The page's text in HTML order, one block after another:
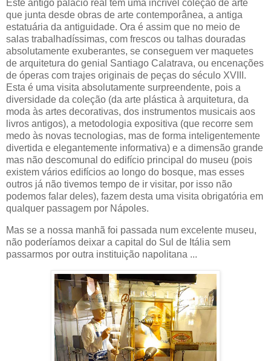
Este antigo palácio real tem uma incrível coleção de arte
que junta desde obras de arte contemporânea, a antiga
estatuária da antiguidade. Ora é assim que no meio de
salas trabalhadíssimas, com frescos ou talhas douradas
absolutamente exuberantes, se conseguem ver maquetes
de arquitetura do genial Santiago Calatrava, ou encenações
de óperas com trajes originais de peças do século XVIII.
Esta é uma visita absolutamente surpreendente, pois a
diversidade da coleção (da arte plástica à arquitetura, da
moda às artes decorativas, dos instrumentos musicais aos
livros antigos), a metodologia expositiva (que recorre sem
medo às novas tecnologias, mas de forma inteligentemente
divertida e elegantemente informativa) e a dimensão grande
mas não descomunal do edifício principal do museu (pois
existem vários edifícios ao longo do bosque, mas esses
outros já não tivemos tempo de ir visitar, por isso não
podemos falar deles), fazem desta uma visita obrigatória em
qualquer passagem por Nápoles.
Mas se a nossa manhã foi passada num excelente museu,
não poderíamos deixar a capital do Sul de Itália sem
passarmos por outra instituição napolitana ...